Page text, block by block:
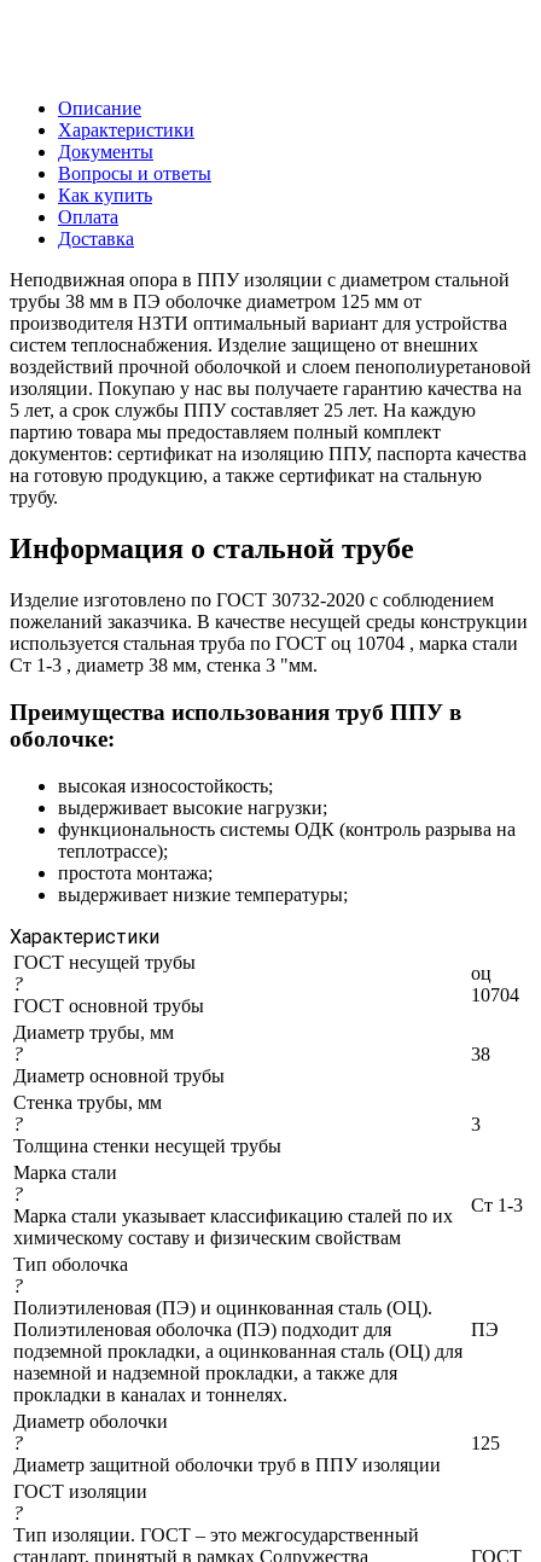
Описание
Характеристики
Документы
Вопросы и ответы
Как купить
Оплата
Доставка
Неподвижная опора в ППУ изоляции с диаметром стальной
трубы 38 мм в ПЭ оболочке диаметром 125 мм от
производителя НЗТИ оптимальный вариант для устройства
систем теплоснабжения. Изделие защищено от внешних
воздействий прочной оболочкой и слоем пенополиуретановой
изоляции. Покупаю у нас вы получаете гарантию качества на
5 лет, а срок службы ППУ составляет 25 лет. На каждую
партию товара мы предоставляем полный комплект
документов: сертификат на изоляцию ППУ, паспорта качества
на готовую продукцию, а также сертификат на стальную
трубу.
Информация о стальной трубе
Изделие изготовлено по ГОСТ 30732-2020 с соблюдением
пожеланий заказчика. В качестве несущей среды конструкции
используется стальная труба по ГОСТ оц 10704 , марка стали
Ст 1-3 , диаметр 38 мм, стенка 3 "мм.
Преимущества использования труб ППУ в
оболочке:
высокая износостойкость;
выдерживает высокие нагрузки;
функциональность системы ОДК (контроль разрыва на
теплотрассе);
простота монтажа;
выдерживает низкие температуры;
Характеристики
ГОСТ несущей трубы
?
ГОСТ основной трубы
оц
10704
Диаметр трубы, мм
?
Диаметр основной трубы
38
Стенка трубы, мм
?
Толщина стенки несущей трубы
3
Марка стали
?
Марка стали указывает классификацию сталей по их
химическому составу и физическим свойствам
Ст 1-3
Тип оболочка
?
Полиэтиленовая (ПЭ) и оцинкованная сталь (ОЦ).
Полиэтиленовая оболочка (ПЭ) подходит для
подземной прокладки, а оцинкованная сталь (ОЦ) для
наземной и надземной прокладки, а также для
прокладки в каналах и тоннелях.
ПЭ
Диаметр оболочки
?
Диаметр защитной оболочки труб в ППУ изоляции
125
ГОСТ изоляции
?
Тип изоляции. ГОСТ – это межгосударственный
стандарт, принятый в рамках Содружества
ГОСТ